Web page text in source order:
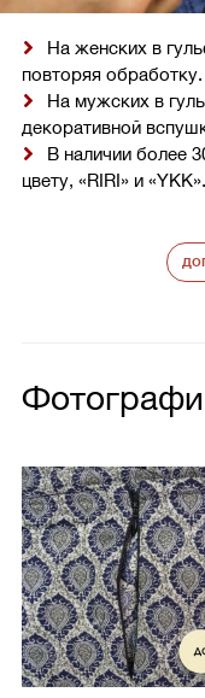
На женских в
повторяя обработку.
На мужских в
декоративной
В наличии более
цвету, «RIRI» и «YKK».